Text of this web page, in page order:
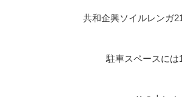
共和企興ソイルレンガ
駐車スペースには